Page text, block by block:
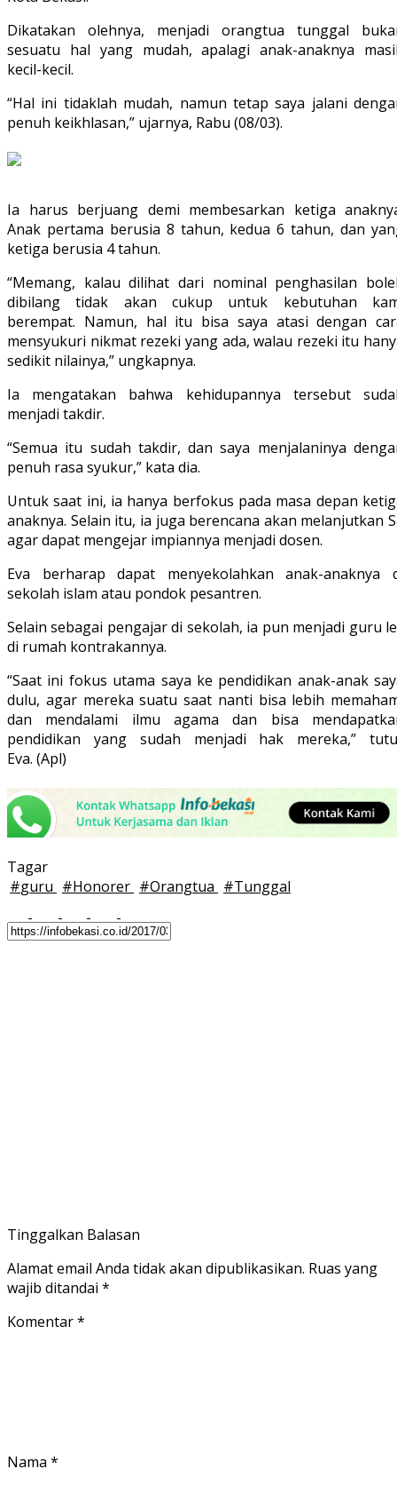
Dikatakan olehnya, menjadi orangtua tunggal
sesuatu hal yang mudah, apalagi anak-anaknya
kecil-kecil.
“Hal ini tidaklah mudah, namun tetap saya jalani
penuh keikhlasan,” ujarnya, Rabu (08/03).
Ia harus berjuang demi membesarkan ketiga
Anak pertama berusia 8 tahun, kedua 6 tahun, dan
ketiga berusia 4 tahun.
“Memang, kalau dilihat dari nominal penghasilan
dibilang tidak akan cukup untuk kebutuhan
berempat. Namun, hal itu bisa saya atasi dengan
mensyukuri nikmat rezeki yang ada, walau rezeki itu
sedikit nilainya,” ungkapnya.
Ia mengatakan bahwa kehidupannya tersebut
menjadi takdir.
“Semua itu sudah takdir, dan saya menjalaninya
penuh rasa syukur,” kata dia.
Untuk saat ini, ia hanya berfokus pada masa depan
anaknya. Selain itu, ia juga berencana akan melanjutkan
agar dapat mengejar impiannya menjadi dosen.
Eva berharap dapat menyekolahkan anak-anaknya
sekolah islam atau pondok pesantren.
Selain sebagai pengajar di sekolah, ia pun menjadi guru
di rumah kontrakannya.
“Saat ini fokus utama saya ke pendidikan anak-anak
dulu, agar mereka suatu saat nanti bisa lebih
dan mendalami ilmu agama dan bisa
pendidikan yang sudah menjadi hak mereka,”
Eva. (Apl)
Tagar
#guru #Honorer #Orangtua #Tunggal
Tinggalkan Balasan
Alamat email Anda tidak akan dipublikasikan. Ruas yang
wajib ditandai *
Komentar*
Nama *